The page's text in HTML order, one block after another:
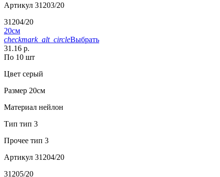
Артикул 31203/20
31204/20
20см
checkmark_alt_circleВыбрать
31.16 р.
По 10 шт
Цвет серый
Размер 20см
Материал нейлон
Тип тип 3
Прочее тип 3
Артикул 31204/20
31205/20